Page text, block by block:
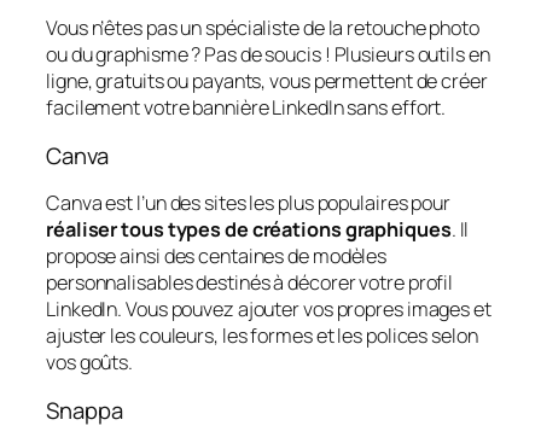
Vous n’êtes pas un spécialiste de la retouche photo
ou du graphisme ? Pas de soucis ! Plusieurs outils en
ligne, gratuits ou payants, vous permettent de créer
facilement votre bannière LinkedIn sans effort.
Canva
Canva est l’un des sites les plus populaires pour
réaliser tous types de créations graphiques. Il
propose ainsi des centaines de modèles
personnalisables destinés à décorer votre profil
LinkedIn. Vous pouvez ajouter vos propres images et
ajuster les couleurs, les formes et les polices selon
vos goûts.
Snappa